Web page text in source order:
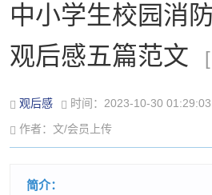
中小学生校园消
观后感五篇范文
观后感 时间：2023-10-30 01:29:03
作者：文/会员上传
简介：